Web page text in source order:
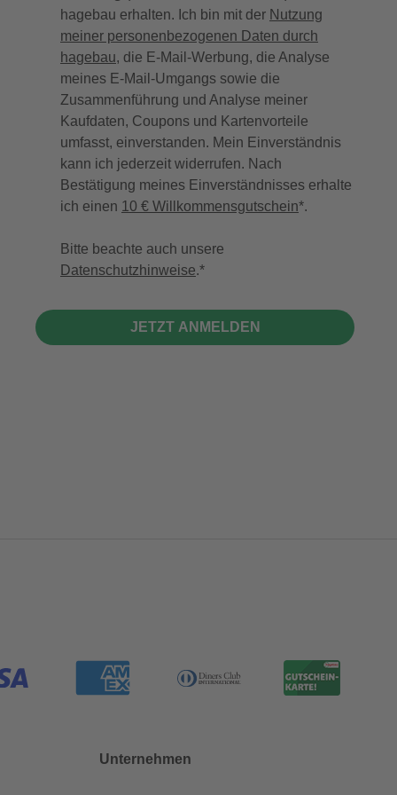
hagebau erhalten. Ich bin mit der Nutzung
meiner personenbezogenen Daten durch
hagebau, die E-Mail-Werbung, die Analyse
meines E-Mail-Umgangs sowie die
Zusammenführung und Analyse meiner
Kaufdaten, Coupons und Kartenvorteile
umfasst, einverstanden. Mein Einverständnis
kann ich jederzeit widerrufen. Nach
Bestätigung meines Einverständnisses erhalte
ich einen 10 € Willkommensgutschein*.
Bitte beachte auch unsere
Datenschutzhinweise.
JETZT ANMELDEN
Unternehmen